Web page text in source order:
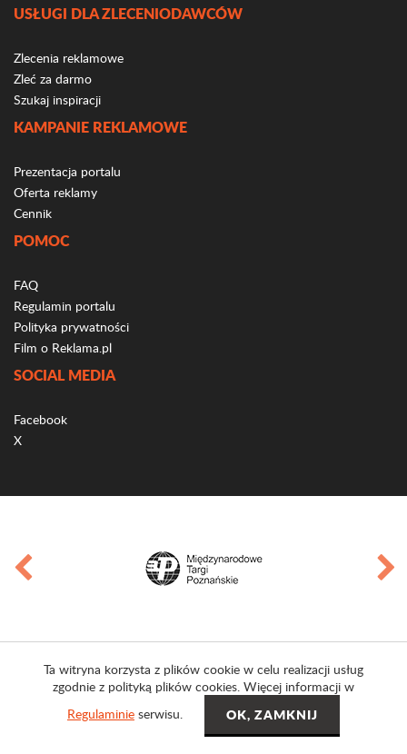
USŁUGI DLA ZLECENIODAWCÓW
Zlecenia reklamowe
Zleć za darmo
Szukaj inspiracji
KAMPANIE REKLAMOWE
Prezentacja portalu
Oferta reklamy
Cennik
POMOC
FAQ
Regulamin portalu
Polityka prywatności
Film o Reklama.pl
SOCIAL MEDIA
Facebook
X
Ta witryna korzysta z plików cookie w celu realizacji usług
zgodnie z polityką plików cookies. Więcej informacji w
Regulaminie serwisu.